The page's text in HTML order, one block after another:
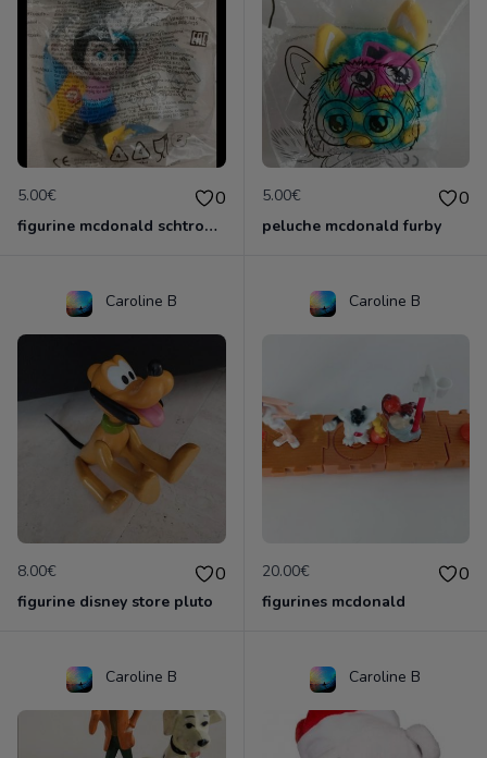
5.00€ 0
figurine mcdonald schtroumpf
5.00€ 0
peluche mcdonald furby
Caroline B
8.00€ 0
figurine disney store pluto
Caroline B
20.00€ 0
figurines mcdonald
Caroline B Caroline B